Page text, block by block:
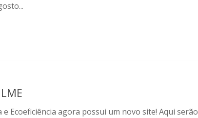
Ecoeficiência agora possui um novo site! Aqui serão